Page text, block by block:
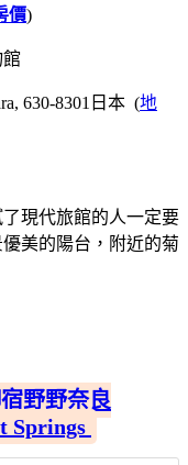
價)
館
630-8301日本 (地
了現代旅館的人一定要
美的陽台，附近的菊
野野奈良
Springs